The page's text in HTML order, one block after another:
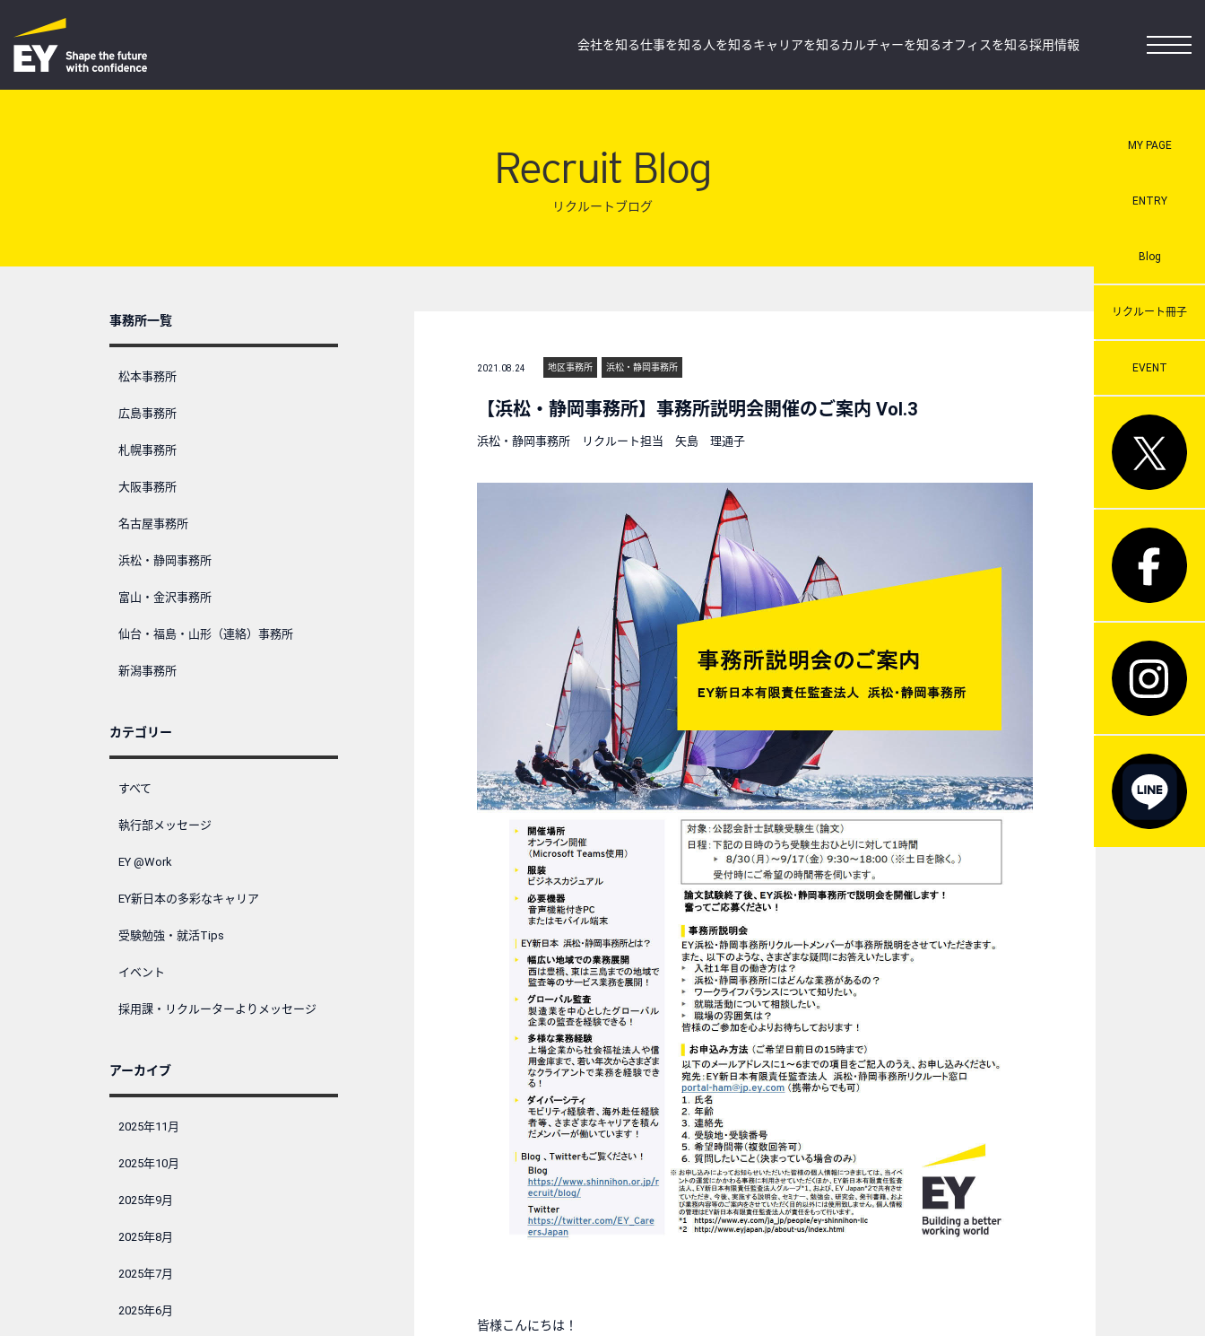
会社を知る仕事を知る 人を知るキャリアを知るカルチャーを知るオフィスを知る採用情報
MY PAGE
ENTRY
Blog
リクルート冊子
EVENT
Recruit Blog
リクルートブログ
2021.08.24 地区事務所 浜松・静岡事務所
【浜松・静岡事務所】事務所説明会開催のご案内 Vol.3
浜松・静岡事務所 リクルート担当 矢島 理通子
皆様こんにちは！
事務所一覧
松本事務所
広島事務所
札幌事務所
大阪事務所
名古屋事務所
浜松・静岡事務所
富山・金沢事務所
仙台・福島・山形（連絡）事務所
新潟事務所
カテゴリー
すべて
執行部メッセージ
EY @Work
EY新日本の多彩なキャリア
受験勉強・就活Tips
イベント
採用課・リクルーターよりメッセージ
アーカイブ
2025年11月
2025年10月
2025年9月
2025年8月
2025年7月
2025年6月